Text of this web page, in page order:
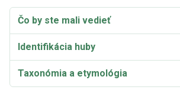
Čo by ste mali vedieť
Identifikácia huby
Taxonómia a etymológia